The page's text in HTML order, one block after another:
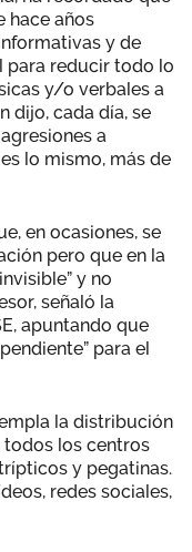
hace años
y de
para reducir todo lo
y/o verbales a
dijo, cada día, se
a
lo mismo, más de
en ocasiones, se
pero que en la
y no
señaló la
apuntando que
para el
la distribución
los centros
y pegatinas.
redes sociales,